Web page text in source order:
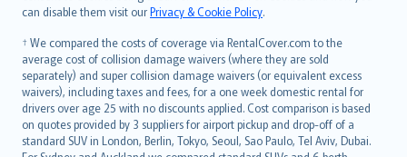
can disable them visit ourPrivacy & Cookie Policy.
† We compared the costs of coverage via RentalCover.com to the
average cost of collision damage waivers (where they are sold
separately) and super collision damage waivers (or equivalent excess
waivers), including taxes and fees, for a one week domestic rental for
drivers over age 25 with no discounts applied. Cost comparison is based
on quotes provided by 3 suppliers for airport pickup and drop-off of a
standard SUV in London, Berlin, Tokyo, Seoul, Sao Paulo, Tel Aviv, Dubai.
Slovensky
Slovenščina
Українська
Tiếng Việt